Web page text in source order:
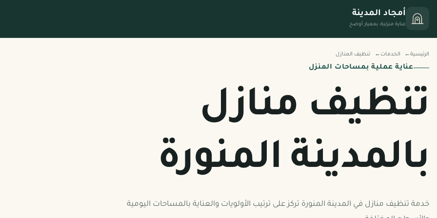
أمجاد المدينة
عناية منزلية، بمعيار أوضح
الرئيسية الخدمات تنظيف المنازل
عناية عملية بمساحات المنزل
تنظيف منازل
بالمدينة المنورة
خدمة تنظيف منازل في المدينة المنورة تركز على ترتيب الأولويات والعناية بالمساحات اليومية